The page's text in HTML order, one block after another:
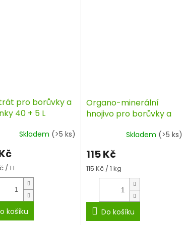
pro borůvky a
40 + 5 L
Skladem (>5 ks)
/ 1 l
košíku
Organo-minerální
hnojivo pro borůvky a
Skladem (>5 ks)
115 Kč
Měrná
cena:
115 Kč / 1 kg
Do košíku